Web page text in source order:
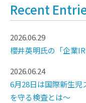
Recent
2026.06.29
櫻井英明氏の「企業
2026.06.24
6月28日は国際新生
を守る検査とは～